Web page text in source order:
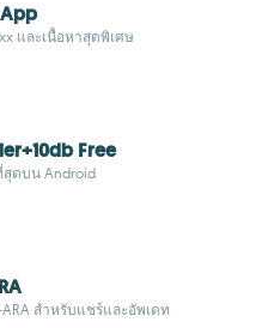
และเนื้อหาสุดพิเศษ
Free
สุดบน Android
สำหรับแชร์และอัพเดท